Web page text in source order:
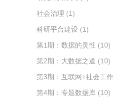
社会治理 (1)
科研平台建设 (1)
第1期：数据的灵性 (10)
第2期：大数据之道 (10)
第3期：互联网+社会工作
第4期：专题数据库 (10)